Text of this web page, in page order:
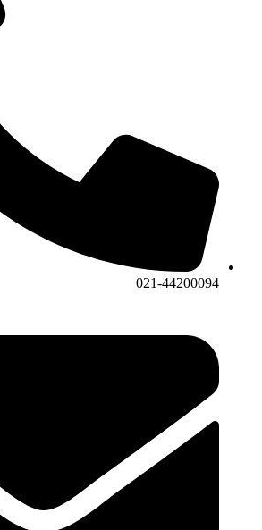
021-44200094